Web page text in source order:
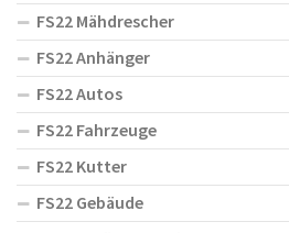
FS22 Mähdrescher
FS22 Anhänger
FS22 Autos
FS22 Fahrzeuge
FS22 Kutter
FS22 Gebäude